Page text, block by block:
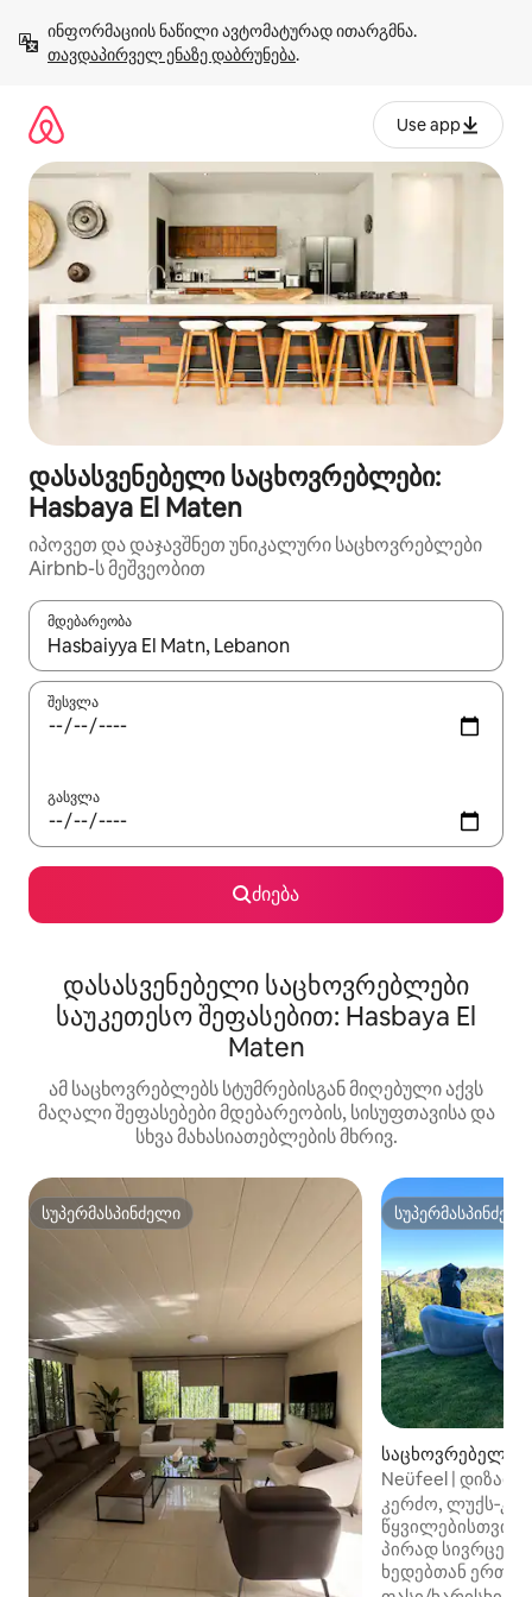
გადასვლა
თავდაპირველ ენაზე დაბრუნება.
Use app
დასასვენებელი საცხოვრებლები:
Hasbaya El Maten
იპოვეთ და დაჯავშნეთ უნიკალური საცხოვრებლები
Airbnb-ს მეშვეობით
მდებარეობა
როცა შედეგები ხელმისაწვდომი გახდება, ნავიგაციისთვის
შესვლა
გასვლა
ძიება
დასასვენებელი საცხოვრებლები
საუკეთესო შეფასებით: Hasbaya El
Maten
ამ საცხოვრებლებს სტუმრებისგან მიღებული აქვს
მაღალი შეფასებები მდებარეობის, სისუფთავისა და
სხვა მახასიათებლების მხრივ.
სუპერმასპინძელი
სუპერმასპინძელი
საცხოვრებელი
Neüfeel |
და ხედები
კერძო,
წყვილებისთვის,
პირად სივრცეში
ხედებთან